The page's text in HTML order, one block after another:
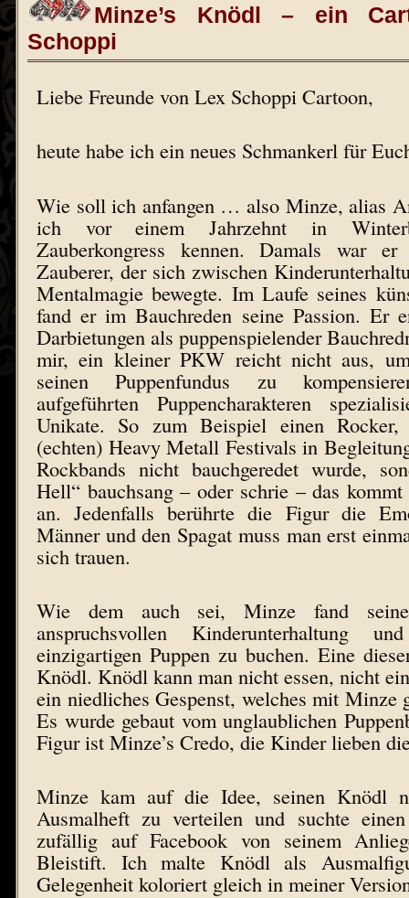
Minze’s Knödl – ein
Schoppi
Liebe Freunde von Lex Schoppi Cartoon,
heute habe ich ein neues Schmankerl für
Wie soll ich anfangen … also Minze, alias
ich vor einem Jahrzehnt in
Zauberkongress kennen. Damals war
Zauberer, der sich zwischen
Mentalmagie bewegte. Im Laufe seines
fand er im Bauchreden seine Passion. Er
Darbietungen als puppenspielender
mir, ein kleiner PKW reicht nicht aus,
seinen Puppenfundus zu
aufgeführten Puppencharakteren
Unikate. So zum Beispiel einen
(echten) Heavy Metall Festivals in
Rockbands nicht bauchgeredet wurde,
Hell“ bauchsang – oder schrie – das
an. Jedenfalls berührte die Figur die
Männer und den Spagat muss man erst
sich trauen.
Wie dem auch sei, Minze fand
anspruchsvollen Kinderunterhaltung
einzigartigen Puppen zu buchen. Eine
Knödl. Knödl kann man nicht essen, nicht
ein niedliches Gespenst, welches mit Minze
Es wurde gebaut vom unglaublichen
Figur ist Minze’s Credo, die Kinder lieben
Minze kam auf die Idee, seinen Knödl
Ausmalheft zu verteilen und suchte
zufällig auf Facebook von seinem
Bleistift. Ich malte Knödl als
Gelegenheit koloriert gleich in meiner